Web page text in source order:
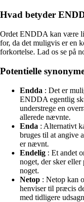
Hvad betyder
Ordet ENDDA kan være
for, da det muligvis er en
forkortelse. Lad os se på
Potentielle
Endda : Det er
ENDDA egentlig
understrege en
allerede nævnte.
Enda : Alternativt
bruges til at angive
er nævnt.
Endelig : Et andet
noget, der sker
noget.
Netop : Netop kan
henviser til præcis
med tidligere